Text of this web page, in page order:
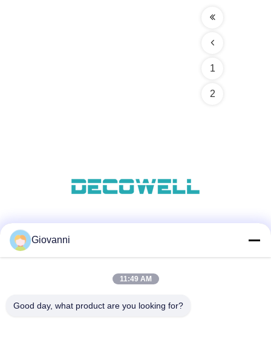
1
2
Giovanni
11:49 AM
Good day, what product are you looking for?